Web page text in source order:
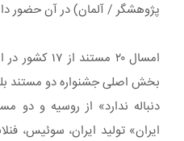
پژوهشگر / آلمان) در آن حضور
امسال ۲۰
بخش اصلی جشنواره دو مستند
دنباله ندارد» از روسیه و دو
ایران» تولید ایران، سوئیس،